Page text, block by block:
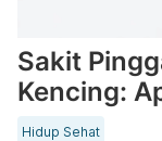
Sakit
Kencing:
Hidup Sehat